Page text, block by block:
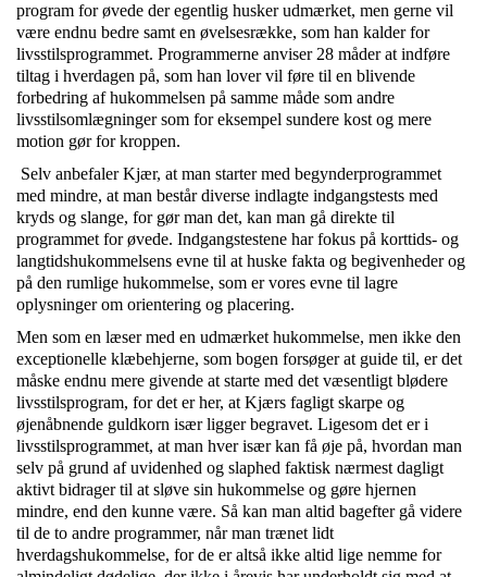
program for øvede der egentlig husker udmærket, men gerne vil
være endnu bedre samt en øvelsesrække, som han kalder for
livsstilsprogrammet. Programmerne anviser 28 måder at indføre
tiltag i hverdagen på, som han lover vil føre til en blivende
forbedring af hukommelsen på samme måde som andre
livsstilsomlægninger som for eksempel sundere kost og mere
motion gør for kroppen.
Selv anbefaler Kjær, at man starter med begynderprogrammet
med mindre, at man består diverse indlagte indgangstests med
kryds og slange, for gør man det, kan man gå direkte til
programmet for øvede. Indgangstestene har fokus på korttids- og
langtidshukommelsens evne til at huske fakta og begivenheder og
på den rumlige hukommelse, som er vores evne til lagre
oplysninger om orientering og placering.
Men som en læser med en udmærket hukommelse, men ikke den
exceptionelle klæbehjerne, som bogen forsøger at guide til, er det
måske endnu mere givende at starte med det væsentligt blødere
livsstilsprogram, for det er her, at Kjærs fagligt skarpe og
øjenåbnende guldkorn især ligger begravet. Ligesom det er i
livsstilsprogrammet, at man hver især kan få øje på, hvordan man
selv på grund af uvidenhed og slaphed faktisk nærmest dagligt
aktivt bidrager til at sløve sin hukommelse og gøre hjernen
mindre, end den kunne være. Så kan man altid bagefter gå videre
til de to andre programmer, når man trænet lidt
hverdagshukommelse, for de er altså ikke altid lige nemme for